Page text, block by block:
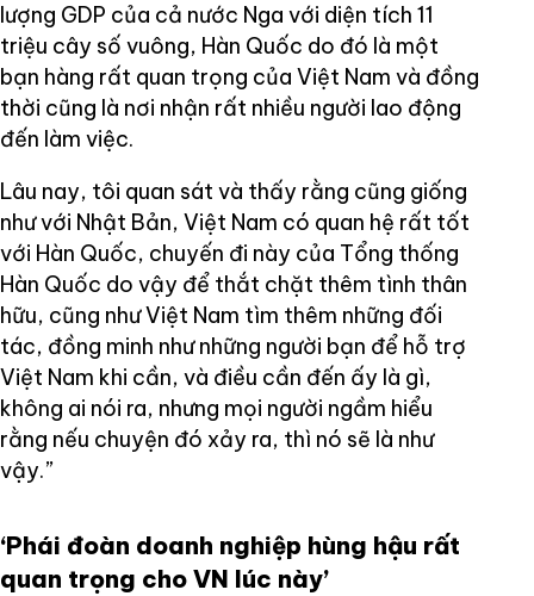
lượng GDP của cả nước Nga với diện tích 11
triệu cây số vuông, Hàn Quốc do đó là một
bạn hàng rất quan trọng của Việt Nam và đồng
thời cũng là nơi nhận rất nhiều người lao động
đến làm việc.
Lâu nay, tôi quan sát và thấy rằng cũng giống
như với Nhật Bản, Việt Nam có quan hệ rất tốt
với Hàn Quốc, chuyến đi này của Tổng thống
Hàn Quốc do vậy để thắt chặt thêm tình thân
hữu, cũng như Việt Nam tìm thêm những đối
tác, đồng minh như những người bạn để hỗ trợ
Việt Nam khi cần, và điều cần đến ấy là gì,
không ai nói ra, nhưng mọi người ngầm hiểu
rằng nếu chuyện đó xảy ra, thì nó sẽ là như
vậy.”
‘Phái đoàn doanh nghiệp hùng hậu rất
quan trọng cho VN lúc này’